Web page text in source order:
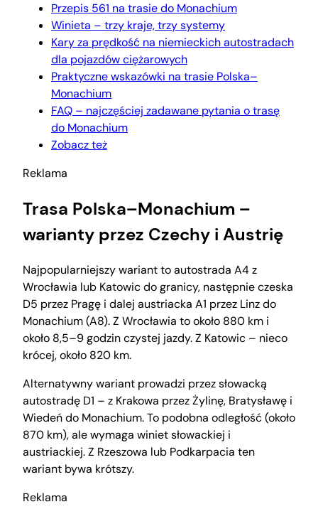
Przepis 561 na trasie do Monachium
Winieta – trzy kraje, trzy systemy
Kary za prędkość na niemieckich autostradach
dla pojazdów ciężarowych
Praktyczne wskazówki na trasie Polska–
Monachium
FAQ – najczęściej zadawane pytania o trasę
do Monachium
Zobacz też
Reklama
Trasa Polska–Monachium –
warianty przez Czechy i Austrię
Najpopularniejszy wariant to autostrada A4 z
Wrocławia lub Katowic do granicy, następnie czeska
D5 przez Pragę i dalej austriacka A1 przez Linz do
Monachium (A8). Z Wrocławia to około 880 km i
około 8,5–9 godzin czystej jazdy. Z Katowic – nieco
krócej, około 820 km.
Alternatywny wariant prowadzi przez słowacką
autostradę D1 – z Krakowa przez Żylinę, Bratysławę i
Wiedeń do Monachium. To podobna odległość (około
870 km), ale wymaga winiet słowackiej i
austriackiej. Z Rzeszowa lub Podkarpacia ten
wariant bywa krótszy.
Reklama